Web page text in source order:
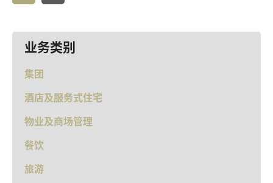
业务类别
集团
酒店及服务式住宅
物业及商场管理
餐饮
旅游